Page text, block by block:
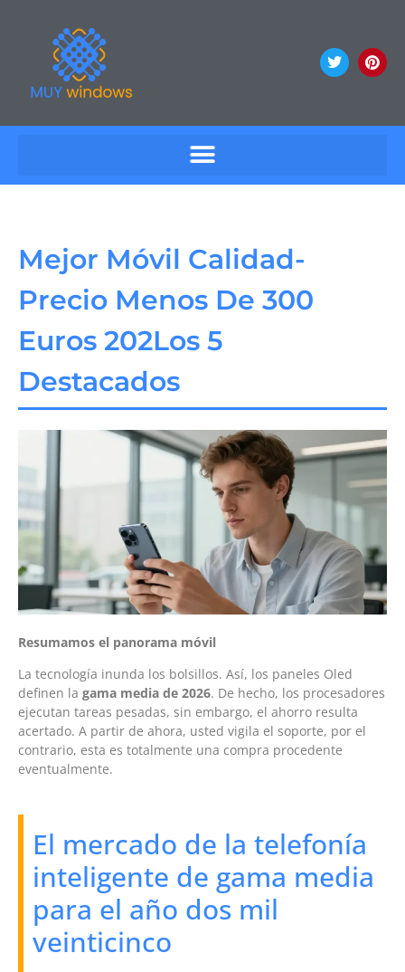
Mejor Móvil Calidad-
Precio Menos De 300
Euros 202Los 5
Destacados
Resumamos el panorama móvil
La tecnología inunda los bolsillos. Así, los paneles Oled
definen la gama media de 2026. De hecho, los procesadores
ejecutan tareas pesadas, sin embargo, el ahorro resulta
acertado. A partir de ahora, usted vigila el soporte, por el
contrario, esta es totalmente una compra procedente
eventualmente.
El mercado de la telefonía
inteligente de gama media
para el año dos mil
veinticinco